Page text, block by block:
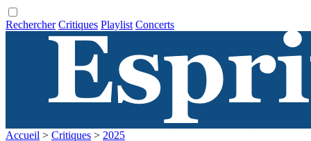
Rechercher Critiques Playlist Concerts
Accueil > Critiques > 2025